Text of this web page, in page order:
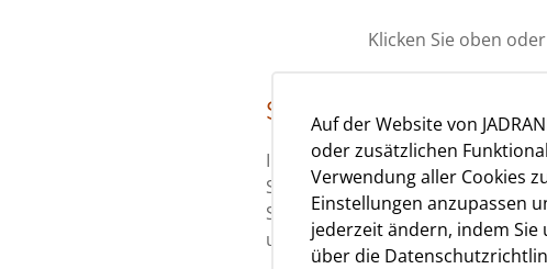
Klicken Sie oben
Sportzentrum Čikat
In der benachbarten Bucht,
Sandstrand für die jüngsten
Strand aus beobachten. Die
und Tretboote, Minigolf,
Auf der Website von
oder zusätzlichen
Verwendung aller Cookies
Einstellungen anzupassen
jederzeit ändern, indem Sie
über die